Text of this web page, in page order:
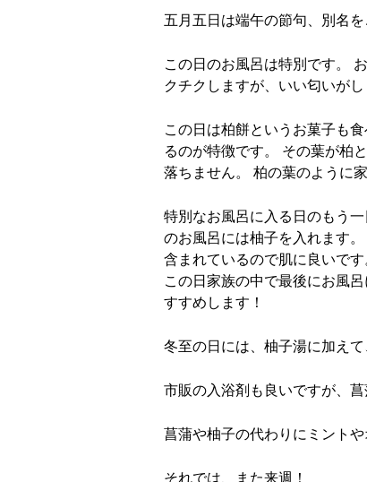
五月五日は端午の節句、別名
この日のお風呂は特別です。
クチクしますが、いい匂いが
この日は柏餅というお菓子も
るのが特徴です。 その葉が柏
落ちません。 柏の葉のように
特別なお風呂に入る日のもう
のお風呂には柚子を入れます
含まれているので肌に良いで
この日家族の中で最後にお風
すすめします！
冬至の日には、柚子湯に加え
市販の入浴剤も良いですが、
菖蒲や柚子の代わりにミント
それでは、また来週！